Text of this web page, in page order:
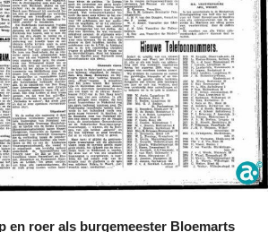
en roer als burgemeester Bloemarts